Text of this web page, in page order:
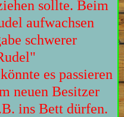
sollte. Beim
aufwachsen
schwerer
es passieren
neuen Besitzer
ins Bett dürfen.